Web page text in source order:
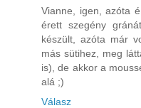
Vianne, igen, azóta
érett szegény
készült, azóta már
más sütihez, meg
is), de akkor a
alá ;)
Válasz